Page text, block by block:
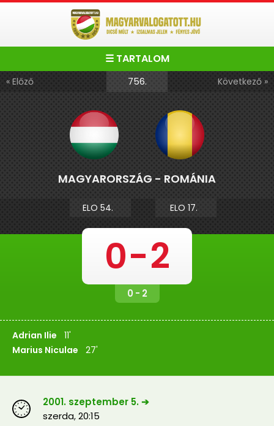
☰ TARTALOM
« Előző 756. Következő »
MAGYARORSZÁG - ROMÁNIA
ELO 54. ELO 17.
0-2
0 - 2
Adrian Ilie 11'
Marius Niculae 27'
2001. szeptember 5. ➔
szerda,20:15